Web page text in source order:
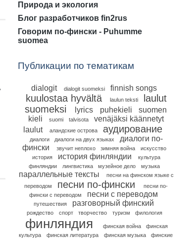
Природа и экология
Блог разработчиков fin2rus
Говорим по-фински - Puhumme
suomea
Публикации по тематикам
dialogit dialogit suomeksi finnish songs
kuulostaa hyvältä laulun teksti
laulut
suomeksi
lyrics puhekieli
suomen
kieli
suomi talvisota
venäjäksi käännetyt
laulut
аландские острова аудирование
диалоги диалоги на двух языках
диалоги по-
фински
звучит неплохо зимняя война
искусство
история
история финляндии
культура
финляндии
лингвистика музейное дело музыка
параллельные тексты
песни на финском языке с
переводом
песни по-фински
песни по-
фински с переводом
песни с переводом
путешествия разговорный финский
рождество спорт творчество туризм филология
финляндия финская война
финская
культура
финская литература финская музыка
финские